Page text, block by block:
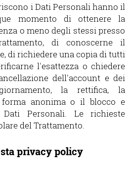
i Dati Personali hanno il
momento di ottenere la
o meno degli stessi presso
di conoscerne il
di richiedere una copia di tutti
l'esattezza o chiedere
dell'account e dei
la rettifica, la
anonima o il blocco e
Dati Personali. Le richieste
del Trattamento.
privacy policy